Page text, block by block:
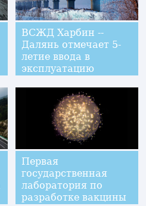
ВСЖД Харбин --
Далянь отмечает 5-
летие ввода в
эксплуатацию
Первая
государственная
лаборатория по
разработке вакцины